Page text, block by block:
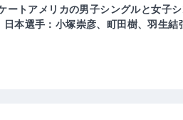
ートアメリカの男子シングルと女子
日本選手：小塚崇彦、町田樹、羽生結